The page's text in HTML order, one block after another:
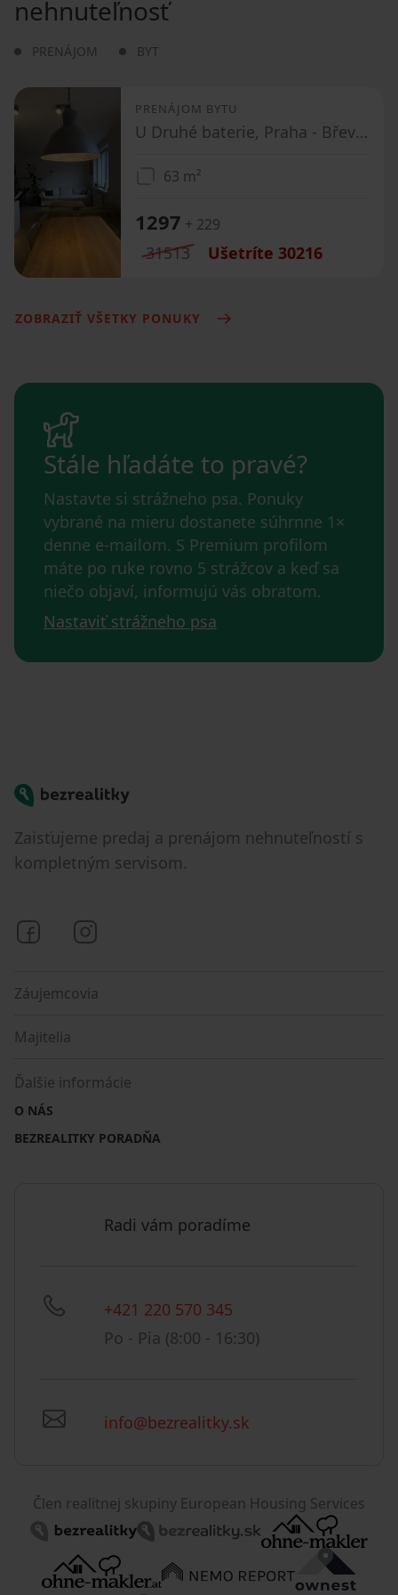
nehnuteľnosť
PRENÁJOM BYT
PRENÁJOM BYTU
U Druhé baterie, Praha - Břevnov
63 m²
1297 + 229
31513 Ušetríte 30216
ZOBRAZIŤ VŠETKY PONUKY
Stále hľadáte to pravé?
Nastavte si strážneho psa. Ponuky
vybrané na mieru dostanete súhrnne 1×
denne e-mailom. S Premium profilom
máte po ruke rovno 5 strážcov a keď sa
niečo objaví, informujú vás obratom.
Nastaviť strážneho psa
Bezrealitky
Zaisťujeme predaj a prenájom nehnuteľností s
kompletným servisom.
Bezrealitky na Facebooku
Záujemcovia
Majitelia
Ďalšie informácie
O NÁS
BEZREALITKY PORADŇA
Radi vám poradíme
+421 220 570 345
Po - Pia (8:00 - 16:30)
info@bezrealitky.sk
Člen realitnej skupiny European Housing Services